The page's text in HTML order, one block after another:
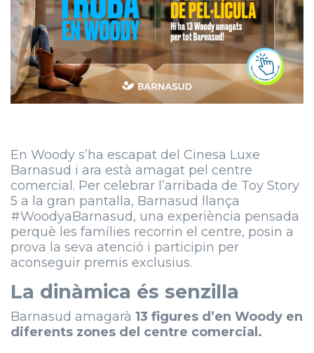
En Woody s’ha escapat del Cinesa Luxe
Barnasud i ara està amagat pel centre
comercial. Per celebrar l’arribada de Toy Story
5 a la gran pantalla, Barnasud llança
#WoodyaBarnasud, una experiència pensada
perquè les famílies recorrin el centre, posin a
prova la seva atenció i participin per
aconseguir premis exclusius.
La dinàmica és senzilla
Barnasud amagarà 13 figures d’en Woody en
diferents zones del centre comercial.